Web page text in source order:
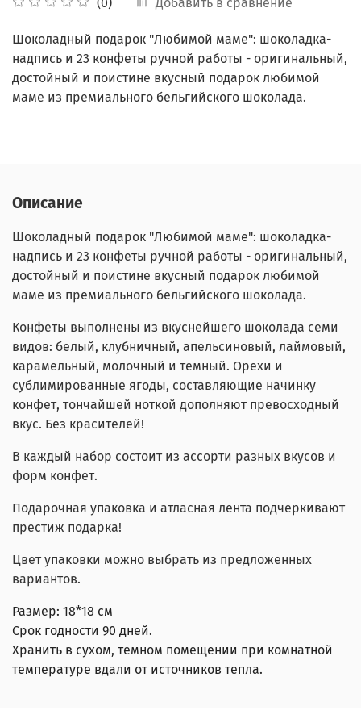
Шоколадный подарок "Любимой маме": шоколадка-
надпись и 23 конфеты ручной работы - оригинальный,
достойный и поистине вкусный подарок любимой
маме из премиального бельгийского шоколада.
Описание
Шоколадный подарок "Любимой маме": шоколадка-
надпись и 23 конфеты ручной работы - оригинальный,
достойный и поистине вкусный подарок любимой
маме из премиального бельгийского шоколада.
Конфеты выполнены из вкуснейшего шоколада семи
видов: белый, клубничный, апельсиновый, лаймовый,
карамельный, молочный и темный. Орехи и
сублимированные ягоды, составляющие начинку
конфет, тончайшей ноткой дополняют превосходный
вкус. Без красителей!
В каждый набор состоит из ассорти разных вкусов и
форм конфет.
Подарочная упаковка и атласная лента подчеркивают
престиж подарка!
Цвет упаковки можно выбрать из предложенных
вариантов.
Размер: 18*18 см
Срок годности 90 дней.
Хранить в сухом, темном помещении при комнатной
температуре вдали от источников тепла.